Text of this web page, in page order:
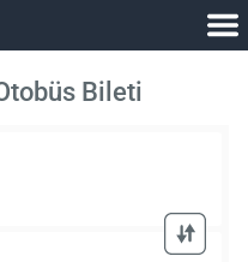
Bileti